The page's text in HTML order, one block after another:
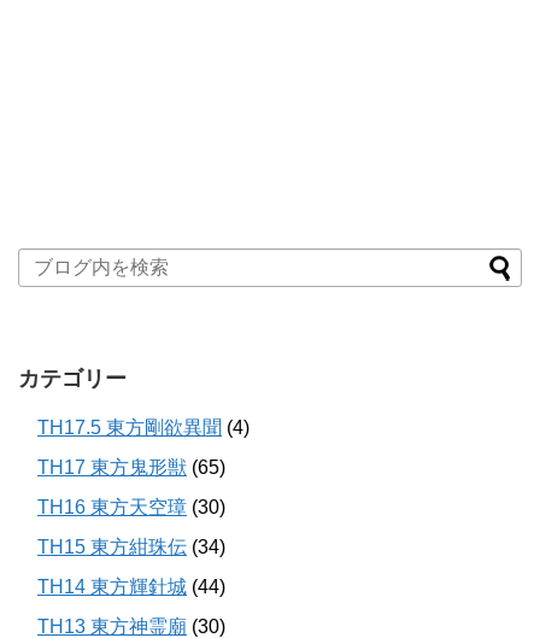
カテゴリー
TH17.5 東方剛欲異聞 (4)
TH17 東方鬼形獣 (65)
TH16 東方天空璋 (30)
TH15 東方紺珠伝 (34)
TH14 東方輝針城 (44)
TH13 東方神霊廟 (30)